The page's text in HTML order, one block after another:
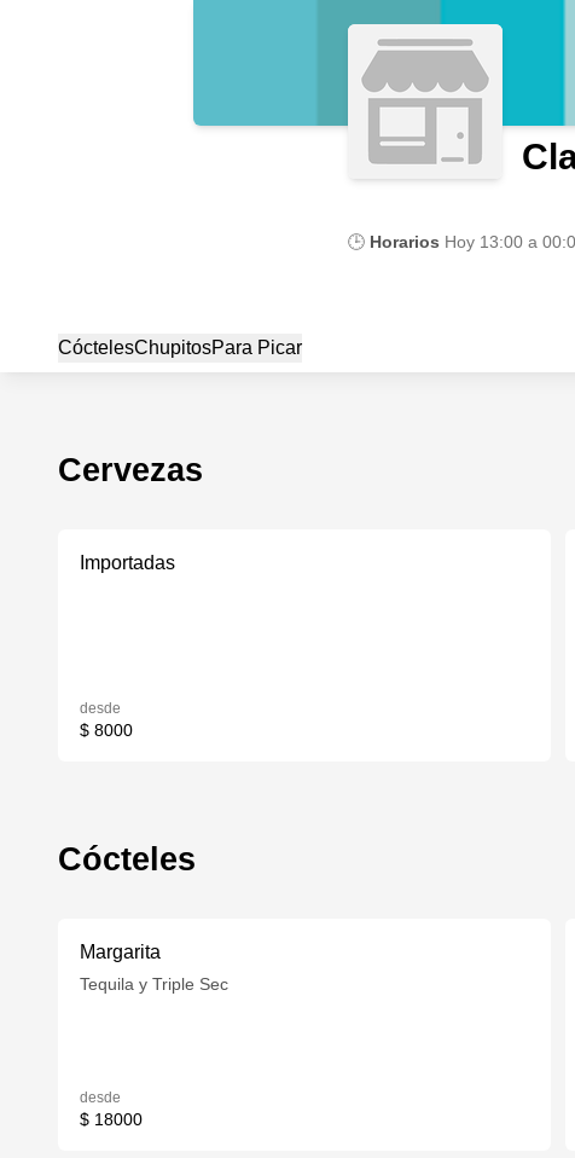
🕒 Horarios Hoy 13:00 a
CóctelesChupitosPara Picar
Cervezas
Importadas
desde
$ 8000
Cócteles
Margarita
Tequila y Triple Sec
desde
$ 18000